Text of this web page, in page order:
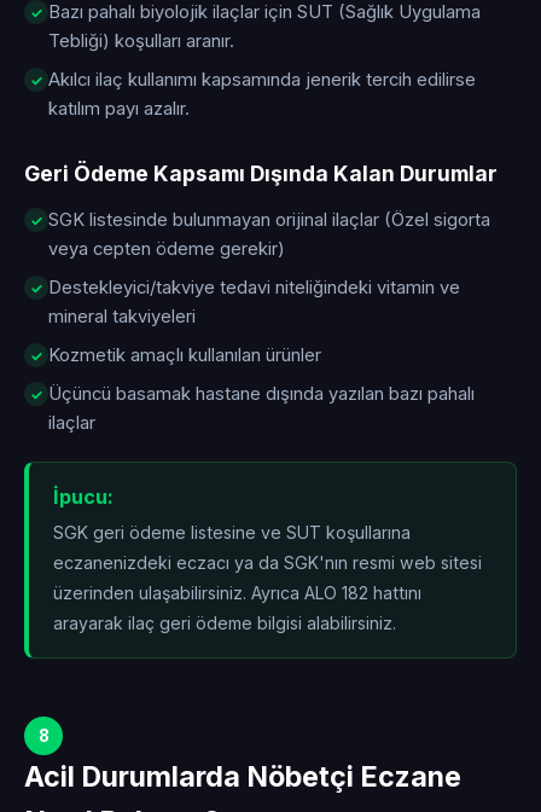
Bazı pahalı biyolojik ilaçlar için SUT (Sağlık Uygulama
Tebliği) koşulları aranır.
Akılcı ilaç kullanımı kapsamında jenerik tercih edilirse
katılım payı azalır.
Geri Ödeme Kapsamı Dışında Kalan Durumlar
SGK listesinde bulunmayan orijinal ilaçlar (Özel sigorta
veya cepten ödeme gerekir)
Destekleyici/takviye tedavi niteliğindeki vitamin ve
mineral takviyeleri
Kozmetik amaçlı kullanılan ürünler
Üçüncü basamak hastane dışında yazılan bazı pahalı
ilaçlar
İpucu:
SGK geri ödeme listesine ve SUT koşullarına
eczanenizdeki eczacı ya da SGK'nın resmi web sitesi
üzerinden ulaşabilirsiniz. Ayrıca ALO 182 hattını
arayarak ilaç geri ödeme bilgisi alabilirsiniz.
8
Acil Durumlarda Nöbetçi Eczane